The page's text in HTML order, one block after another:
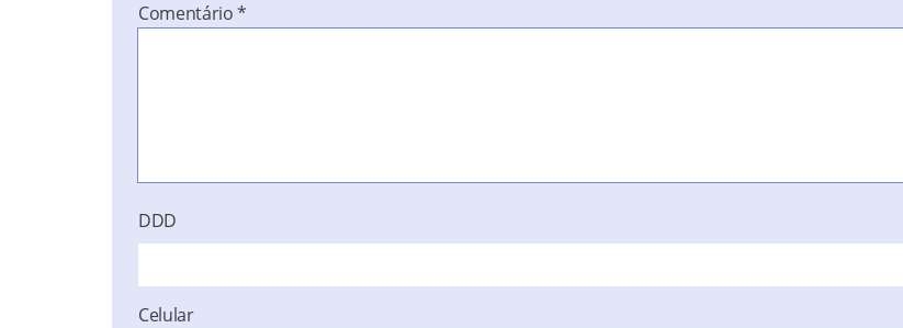
Comentário*
DDD
Celular